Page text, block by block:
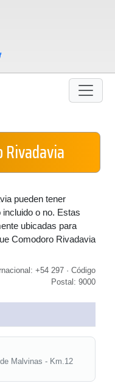
Rivadavia
pueden tener
o no. Estas
ubicadas para
Comodoro Rivadavia
+54 297 · Código
Postal: 9000
Malvinas - Km.12